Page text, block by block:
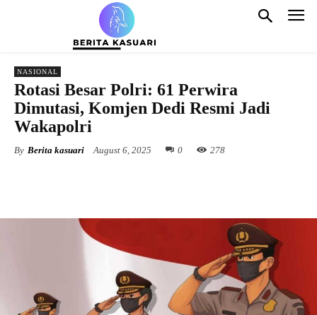
NASIONAL
Rotasi Besar Polri: 61 Perwira
Dimutasi, Komjen Dedi Resmi Jadi
Wakapolri
By Berita kasuari August 6, 2025 0 278